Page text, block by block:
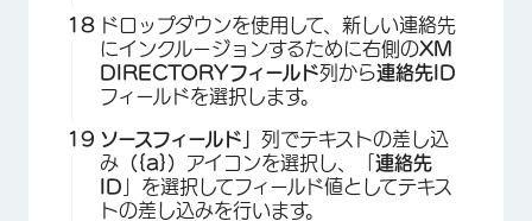
ドロップダウンを使用して、新しい連絡先
にインクルージョンするために右側のXM
DIRECTORYフィールド列から連絡先ID
フィールドを選択します。
ソースフィールド」 列でテキストの差し込
み （{a}） アイコンを選択し、「 連絡先
ID 」を選択してフィールド値としてテキス
トの差し込みを行います。